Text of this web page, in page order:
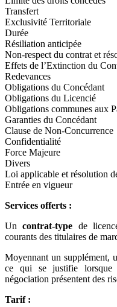
Transfert
Exclusivité Territoriale
Durée
Résiliation anticipée
Non-respect du contrat et
Effets de l’Extinction du
Redevances
Obligations du Concédant
Obligations du Licencié
Obligations communes aux
Garanties du Concédant
Clause de Non-Concurrence
Confidentialité
Force Majeure
Divers
Loi applicable et résolution
Entrée en vigueur
Services offerts :
Uncontrat-type de
courants des titulaires de
Moyennant un supplément,
ce qui se justifie lorsque
négociation présentent des
Tarif :